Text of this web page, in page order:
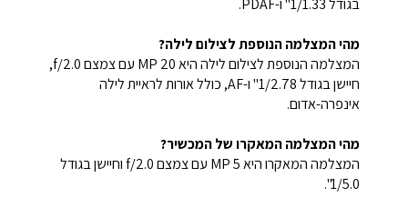
בגודל 1/1.33" ו-PDAF.
מהי המצלמה הנוספת לצילום לילה?
המצלמה הנוספת לצילום לילה היא 20 MP עם צמצם f/2.0,
חיישן בגודל 1/2.78" ו-AF, כולל אורות לראיית לילה
אינפרה-אדום.
מהי המצלמה המאקרו של המכשיר?
המצלמה המאקרו היא 5 MP עם צמצם f/2.0 וחיישן בגודל
1/5.0".